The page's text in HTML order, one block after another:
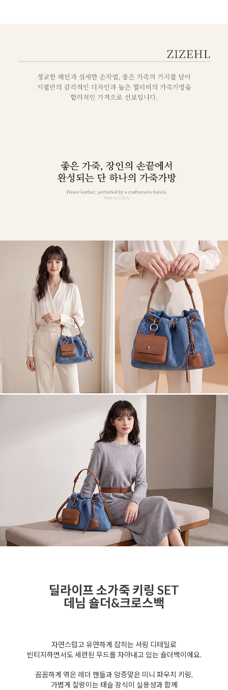
딜라이프 소가죽 키링 SET
데님 숄더&크로스백
자연스럽고 유연하게 잡히는 셔링 디테일로
빈티지하면서도 세련된 무드를 자아내고 있는 숄더백이에요.
꼼꼼하게 엮은 레더 핸들과 앙증맞은 미니 파우치 키링,
가볍게 찰랑이는 태슬 장식이 실용성과 함께